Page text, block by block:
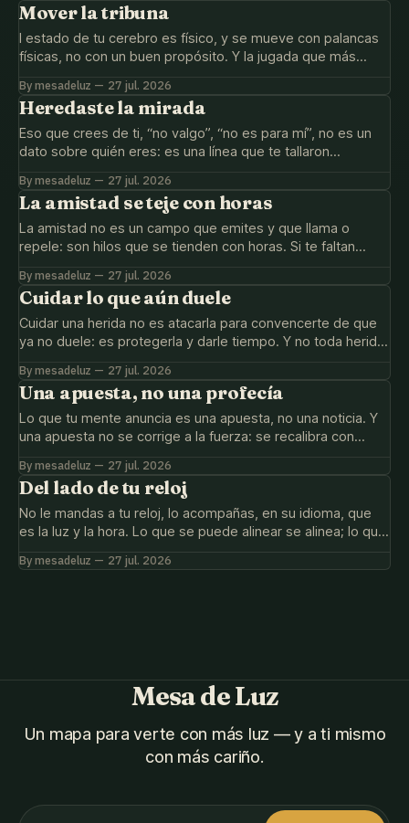
Mover la tribuna
l estado de tu cerebro es físico, y se mueve con palancas
físicas, no con un buen propósito. Y la jugada que más
By mesadeluz 27 jul. 2026
Heredaste la mirada
Eso que crees de ti, “no valgo”, “no es para mí”, no es un
dato sobre quién eres: es una línea que te tallaron
By mesadeluz 27 jul. 2026
La amistad se teje con horas
La amistad no es un campo que emites y que llama o
repele: son hilos que se tienden con horas. Si te faltan
pasado.
By mesadeluz 27 jul. 2026
Cuidar lo que aún duele
Cuidar una herida no es atacarla para convencerte de que
ya no duele: es protegerla y darle tiempo. Y no toda herida
By mesadeluz 27 jul. 2026
Una apuesta, no una profecía
Lo que tu mente anuncia es una apuesta, no una noticia. Y
una apuesta no se corrige a la fuerza: se recalibra con
By mesadeluz 27 jul. 2026
Del lado de tu reloj
No le mandas a tu reloj, lo acompañas, en su idioma, que
es la luz y la hora. Lo que se puede alinear se alinea; lo que
no, se suelta sin culpa.
By mesadeluz 27 jul. 2026
Mesa de Luz
Un mapa para verte con más luz — y a ti mismo
con más cariño.